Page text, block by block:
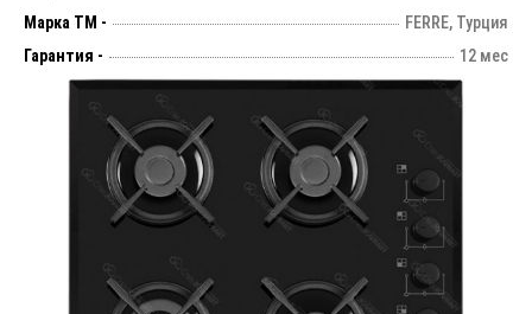
Марка ТМ -
FERRE, Турция
Гарантия -
12 мес